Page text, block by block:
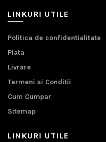
LINKURI UTILE
Politica de confidentialitate
Plata
Livrare
Termeni si Conditii
Cum Cumpar
Sitemap
LINKURI UTILE